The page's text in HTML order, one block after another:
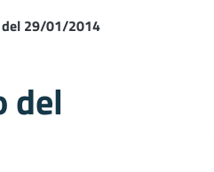
29/01/2014
del